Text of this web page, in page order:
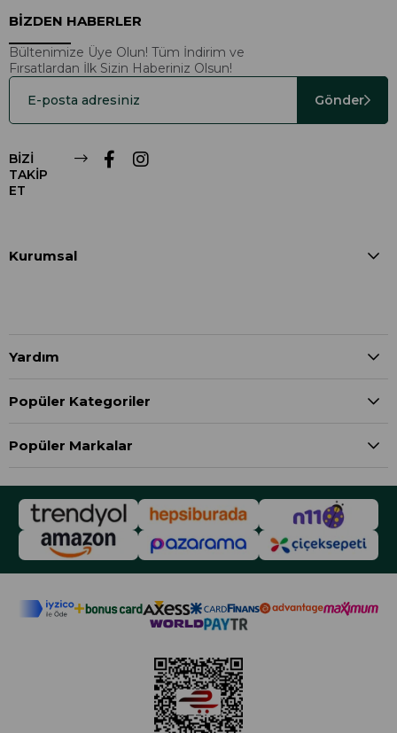
BİZDEN HABERLER
Bültenimize Üye Olun! Tüm İndirim ve
Fırsatlardan İlk Sizin Haberiniz Olsun!
Gönder
BİZİ
TAKİP
ET
Kurumsal
Yardım
Popüler Kategoriler
Popüler Markalar